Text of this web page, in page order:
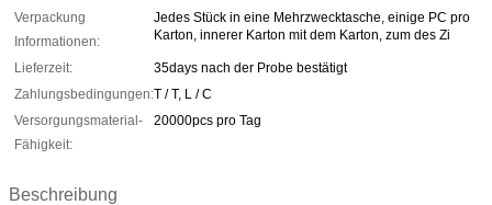
Verpackung
Informationen:
Jedes Stück in eine Mehrzwecktasche, einige PC pro
Karton, innerer Karton mit dem Karton, zum des Zi
Lieferzeit:
35days nach der Probe bestätigt
Zahlungsbedingungen:T / T, L / C
Versorgungsmaterial-
Fähigkeit:
20000pcs pro Tag
Beschreibung